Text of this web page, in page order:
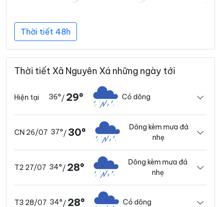
Thời tiết 48h
Thời tiết Xã Nguyên Xá những ngày tới
Hiện tại 36°/ 29° Có dông
CN 26/07 37°/30°
Dông kèm mưa đá
nhẹ
T2 27/07 34°/ 28°
Dông kèm mưa đá
nhẹ
T3 28/07 34°/ 28° Có dông